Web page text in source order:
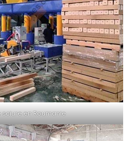
sciure en Roumanie